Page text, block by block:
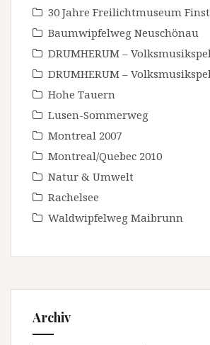
30 Jahre Freilichtmuseum
Baumwipfelweg Neuschönau
DRUMHERUM –
DRUMHERUM –
Hohe Tauern
Lusen-Sommerweg
Montreal 2007
Montreal/Quebec 2010
Natur & Umwelt
Rachelsee
Waldwipfelweg Maibrunn
Archiv